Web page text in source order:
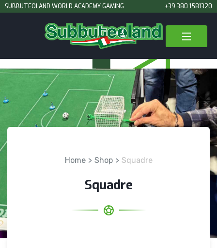
SUBBUTEOLAND WORLD ACADEMY GAMING +39 380 1581320
Home Shop Squadre
Squadre